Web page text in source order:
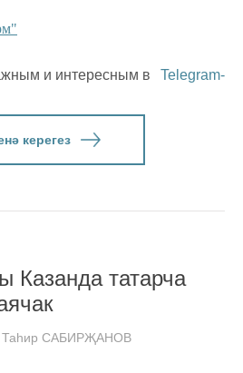
и интересным в
Telegram-
керегез
Казанда татарча
Таһир САБИРҖАНОВ